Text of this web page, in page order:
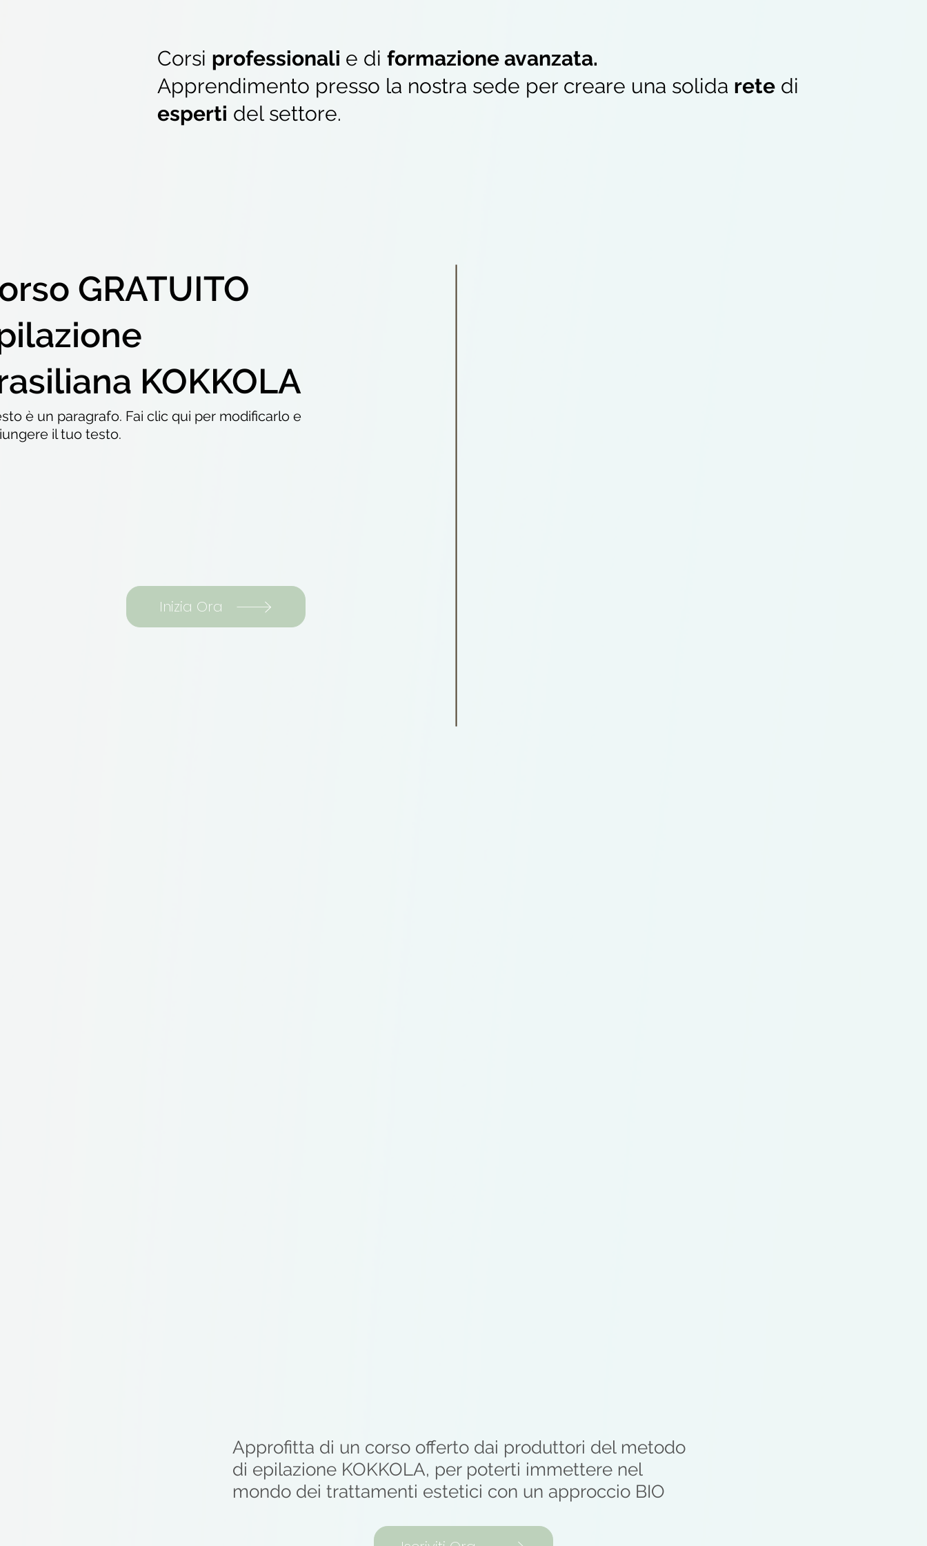
Corsi professionali e di formazione avanzata.
Apprendimento presso la nostra sede per creare una solida rete di
esperti del settore.
GRATUITO
KOKKOLA
è un paragrafo. Fai clic qui per modificarlo e
il tuo testo.
Inizia Ora
Approfitta di un corso offerto dai produttori del metodo
di epilazione KOKKOLA, per poterti immettere nel
mondo dei trattamenti estetici con un approccio BIO